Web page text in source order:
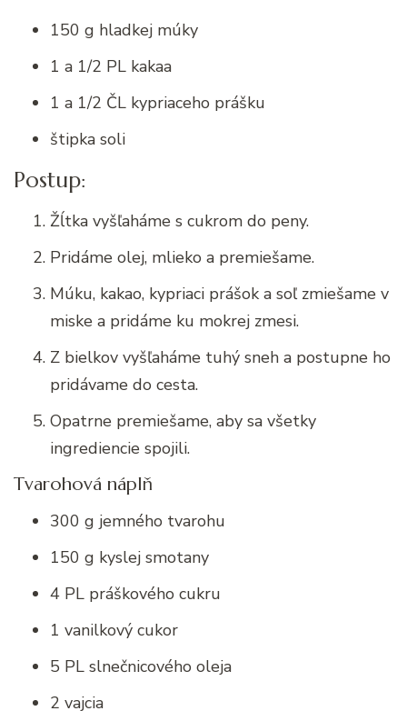
150 g hladkej múky
1 a 1/2 PL kakaa
1 a 1/2 ČL kypriaceho prášku
štipka soli
Postup:
Žĺtka vyšľaháme s cukrom do peny.
Pridáme olej, mlieko a premiešame.
Múku, kakao, kypriaci prášok a soľ zmiešame v
miske a pridáme ku mokrej zmesi.
Z bielkov vyšľaháme tuhý sneh a postupne ho
pridávame do cesta.
Opatrne premiešame, aby sa všetky
ingrediencie spojili.
Tvarohová náplň
300 g jemného tvarohu
150 g kyslej smotany
4 PL práškového cukru
1 vanilkový cukor
5 PL slnečnicového oleja
2 vajcia